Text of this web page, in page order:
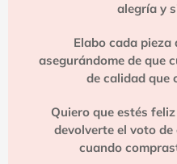
alegría y
Elabo cada
asegurándome de que
de calidad que
Quiero que estés
devolverte el voto
cuando